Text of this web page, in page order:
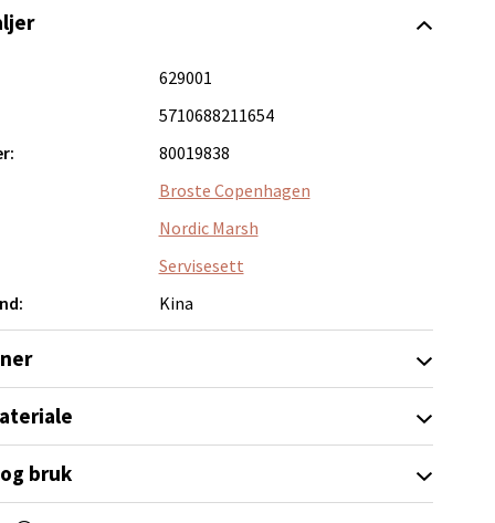
629001
5710688211654
80019838
Broste Copenhagen
Nordic Marsh
Servisesett
Kina
bruk